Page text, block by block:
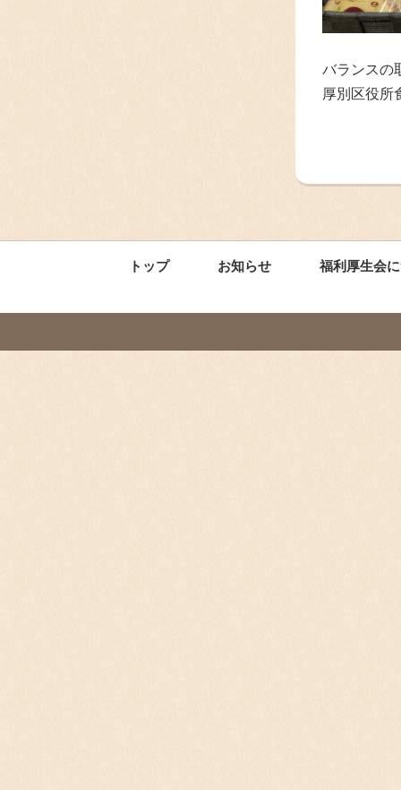
バランスの
厚別区役所
トップ お知らせ 福利厚生会